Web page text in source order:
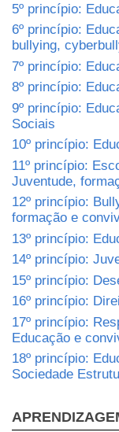
5º princípio:
6º princípio:
bullying,
7º princípio:
8º princípio:
9º princípio:
Sociais
10º princípio:
11º princípio:
Juventude,
12º princípio:
formação e
13º princípio:
14º princípio:
15º princípio:
16º princípio:
17º princípio:
Educação e
18º princípio:
Sociedade